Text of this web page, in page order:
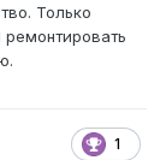
с обычными
с древними
Только
1